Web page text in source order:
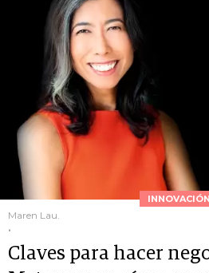
INNOVACIÓN
Maren Lau.
.
Claves para hacer